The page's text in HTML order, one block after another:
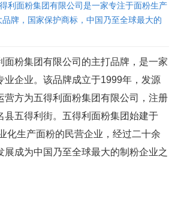
利面粉集团有限公司是一家专注于面粉生产
牌，国家保护商标，中国乃至全球最大的
面粉集团有限公司的主打品牌，是一家
业企业。该品牌成立于1999年，发源
营方为五得利面粉集团有限公司，注册
县五得利街。五得利面粉集团始建于
化生产面粉的民营企业，经过二十余
展成为中国乃至全球最大的制粉企业之